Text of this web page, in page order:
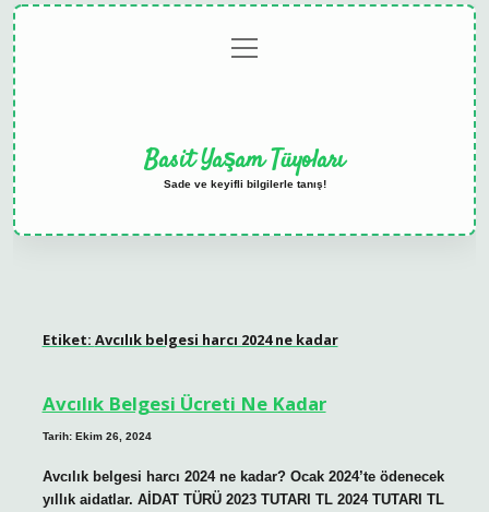
menüyü
aç
Basit Yaşam Tüyoları
Sade ve keyifli bilgilerle tanış!
Etiket: Avcılık belgesi harcı 2024 ne kadar
Avcılık Belgesi Ücreti Ne Kadar
Tarih: Ekim 26, 2024
Avcılık belgesi harcı 2024 ne kadar? Ocak 2024’te ödenecek
yıllık aidatlar. AİDAT TÜRÜ 2023 TUTARI TL 2024 TUTARI TL